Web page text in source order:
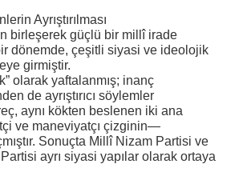
Ayrıştırılması
birleşerek güçlü bir millî irade
dönemde, çeşitli siyasi ve ideolojik
girmiştir.
olarak yaftalanmış; inanç
de ayrıştırıcı söylemler
aynı kökten beslenen iki ana
ve maneviyatçı çizginin—
Sonuçta Millî Nizam Partisi ve
ayrı siyasi yapılar olarak ortaya